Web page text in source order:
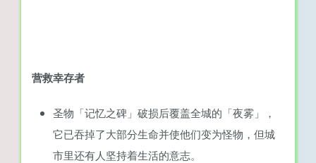
营救幸存者
圣物「记忆之碑」破损后覆盖全城的「夜雾」，
它已吞掉了大部分生命并使他们变为怪物，但城
市里还有人坚持着生活的意志。